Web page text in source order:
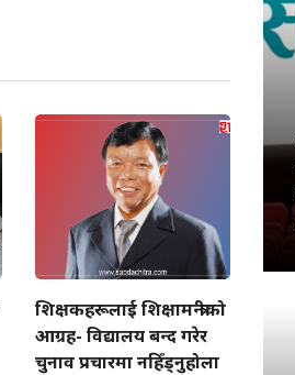
शिक्षकहरूलाई शिक्षामन्त्रीको
आग्रह- विद्यालय बन्द गरेर
चुनाव प्रचारमा नहिँड्नुहोला